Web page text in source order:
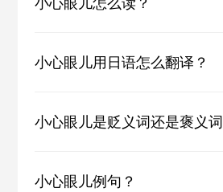
小心眼儿用日语怎么翻译？
小心眼儿是贬义词还是褒义词
小心眼儿例句？